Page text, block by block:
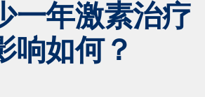
一年激素治疗
响如何？